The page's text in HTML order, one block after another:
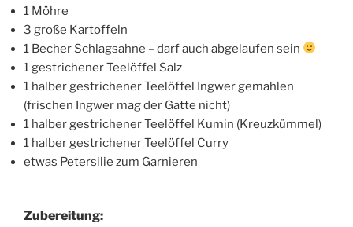
1 Möhre
3 große Kartoffeln
1 Becher Schlagsahne – darf auch abgelaufen sein
1 gestrichener Teelöffel Salz
1 halber gestrichener Teelöffel Ingwer gemahlen
(frischen Ingwer mag der Gatte nicht)
1 halber gestrichener Teelöffel Kumin (Kreuzkümmel)
1 halber gestrichener Teelöffel Curry
etwas Petersilie zum Garnieren
Zubereitung: